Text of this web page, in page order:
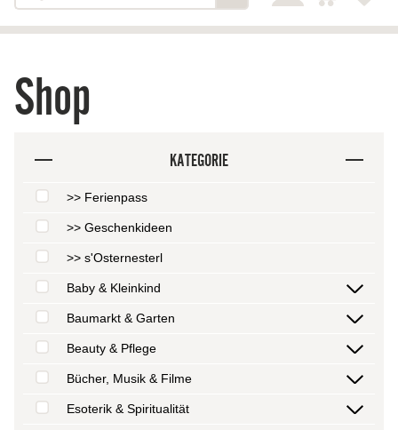
Shop
KATEGORIE
>> Ferienpass
>> Geschenkideen
>> s'Osternesterl
Baby & Kleinkind
Baumarkt & Garten
Beauty & Pflege
Bücher, Musik & Filme
Esoterik & Spiritualität